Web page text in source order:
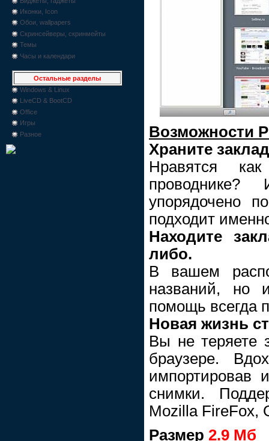
Иконки, Icon
Обои, wallpapers
Скринсейверы, скринмейты
Темы
Часы и календари
Остальные разделы
Windows & Linux
LiveCD & BootCD
Office
Игры
Разное
Возможности
Храните
Нравятся
упорядочено
подходит
Находите
либо.
В вашем
названий, но
помощь всегда
Новая жизнь
Вы не теряете
браузере.
импортировав
снимки.
Mozilla FireFox,
Размер 2.9 Мб